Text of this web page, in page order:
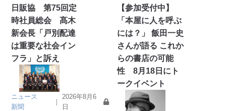
日販協 第75回定
時社員総会 髙木
新会長「戸別配達
は重要な社会イン
フラ」と訴え
ニュース
新聞
｜
2026年8月6
日
【参加受付中】
「本屋に人を呼ぶ
には？」 飯田一史
さんが語る これか
らの書店の可能
性 8月18日にト
ークイベント